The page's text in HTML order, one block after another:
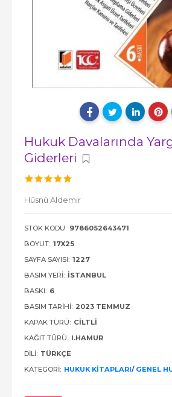
Hukuk Davalarında
Giderleri
Hüsnü Aldemir
STOK KODU: 9786052643471
BOYUT: 17X25
SAYFA SAYISI: 1227
BASIM YERI: İSTANBUL
BASKI: 6
BASIM TARIHI: 2023 TEMMUZ
KAPAK TÜRÜ: CILTLI
KAĞIT TÜRÜ: I.HAMUR
DILI: TÜRKÇE
KATEGORI: HUKUK KITAPLARI/ GENEL